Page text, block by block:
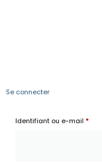
Se connecter
Identifiant ou e-mail *